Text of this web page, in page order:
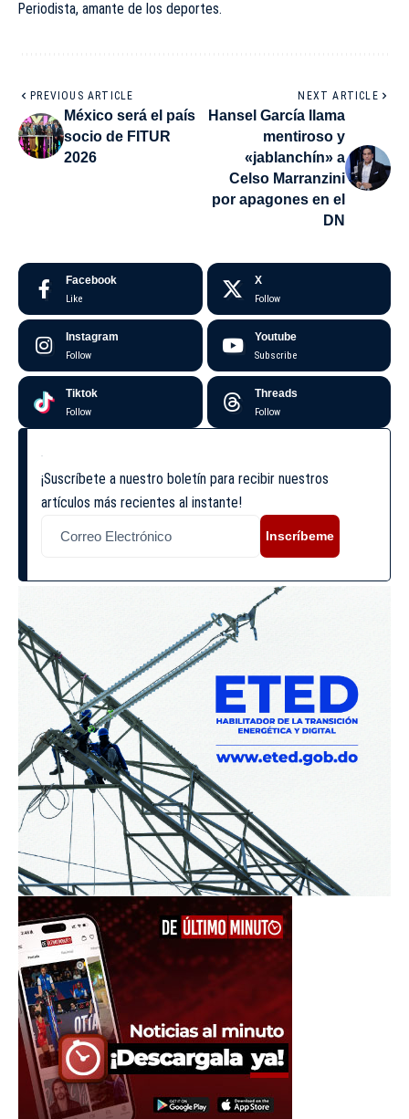
Periodista, amante de los deportes.
PREVIOUS ARTICLE
México será el país
socio de FITUR
2026
NEXT ARTICLE
Hansel García llama
mentiroso y
«jablanchín» a
Celso Marranzini
por apagones en el
DN
Facebook
Like
X
Follow
Instagram
Follow
Youtube
Subscribe
Tiktok
Follow
Threads
Follow
¡Suscríbete a nuestro boletín para recibir nuestros
artículos más recientes al instante!
Inscríbeme